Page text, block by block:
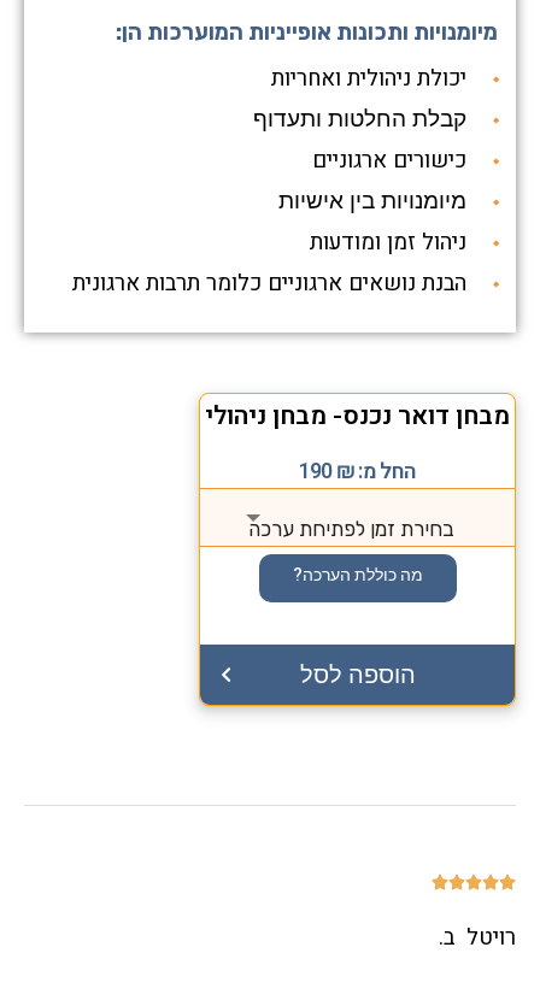
מיומנויות ותכונות אופייניות המוערכות הן:
יכולת ניהולית ואחריות
קבלת החלטות ותעדוף
כישורים ארגוניים
מיומנויות בין אישיות
ניהול זמן ומודעות
הבנת נושאים ארגוניים כלומר תרבות ארגונית
מבחן דואר נכנס- מבחן ניהולי
החל מ: 190₪
בחירת זמן לפתיחת ערכה
הוספה לסל
מה כוללת הערכה?





רויטל ב.